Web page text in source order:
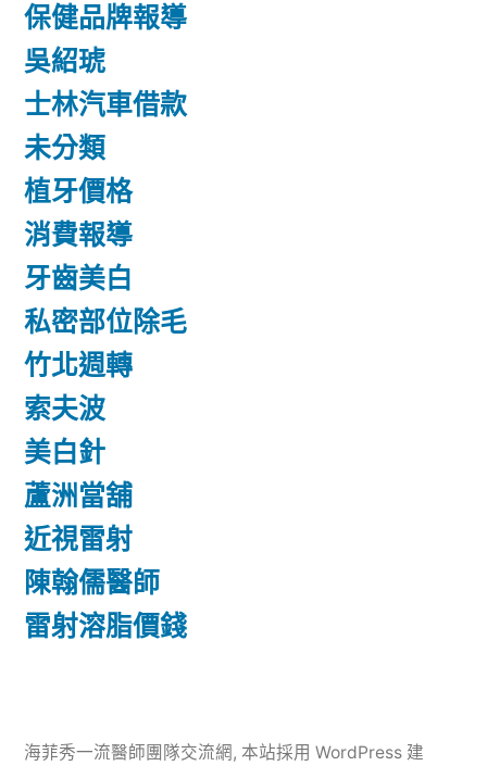
保健品牌報導
吳紹琥
士林汽車借款
未分類
植牙價格
消費報導
牙齒美白
私密部位除毛
竹北週轉
索夫波
美白針
蘆洲當舖
近視雷射
陳翰儒醫師
雷射溶脂價錢
海菲秀一流醫師團隊交流網, 本站採用 WordPress 建